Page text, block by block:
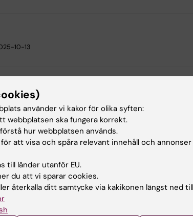
10-13
använder vi kakor för olika syften:
webbplatsen ska fungera korrekt.
hur webbplatsen används.
för att visa och spåra relevant innehåll och
till länder utanför EU.
du att vi sparar cookies.
återkalla ditt samtycke via kakikonen längst ned